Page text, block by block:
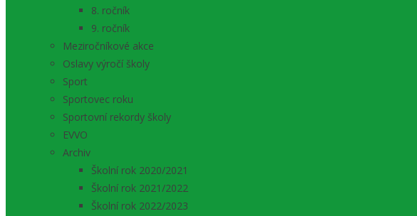
8. ročník
9. ročník
Meziročníkové akce
Oslavy výročí školy
Sport
Sportovec roku
Sportovní rekordy školy
EVVO
Archiv
Školní rok 2020/2021
Školní rok 2021/2022
Školní rok 2022/2023